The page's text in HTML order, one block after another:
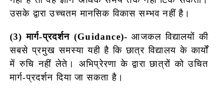
उसके द्वारा उच्चतम मानसिक विकास सम्भव नहीं है।
(3) मार्ग-प्रदर्शन (Guidance)-आजकल विद्यालयों की
सबसे प्रमुख समस्या यही है कि छात्र विद्यालय के कार्यों
में रुचि नहीं लेते। अभिप्रेरणा के द्वारा छात्रों को उचित
मार्ग-प्रदर्शन दिया जा सकता है।